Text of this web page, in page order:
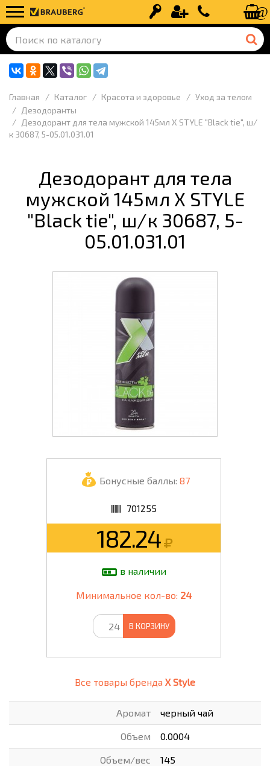
Вход Регистрация+7 (499) 110-
Главная Каталог Красота и здоровье
Уход за телом
Дезодоранты
Дезодорант для тела мужской 145мл X STYLE "Black tie", ш/
к 30687, 5-05.01.031.01
Дезодорант для тела
мужской 145мл X STYLE
"Black tie", ш/к 30687, 5-
05.01.031.01
Бонусные баллы: 87
701255
182.24
в наличии
Минимальное кол-во: 24
В КОРЗИНУ
Все товары бренда X Style
Аромат черный чай
Объем 0.0004
Объем/вес 145